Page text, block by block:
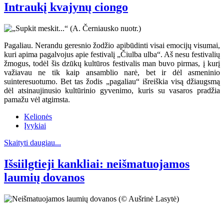
Intraukį kvajynų ciongo
Pagaliau. Nerandu geresnio žodžio apibūdinti visai emocijų visumai,
kuri apima pagalvojus apie festivalį „Čiulba ulba“. Aš nesu festivalių
žmogus, todėl šis dzūkų kultūros festivalis man buvo pirmas, į kurį
važiavau ne tik kaip ansamblio narė, bet ir dėl asmeninio
suinteresuotumo. Bet tas žodis „pagaliau“ išreiškia visą džiaugsmą
dėl atsinaujinusio kultūrinio gyvenimo, kuris su vasaros pradžia
pamažu vėl atgimsta.
Kelionės
Įvykiai
Skaityti daugiau...
Išsiilgtieji kankliai: neišmatuojamos
laumių dovanos